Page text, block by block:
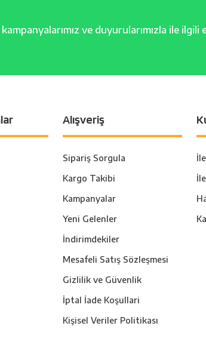
kampanyalarımız ve duyurularımızla ile
Alışveriş
Sipariş Sorgula
Kargo Takibi
Kampanyalar
Yeni Gelenler
İndirimdekiler
Mesafeli Satış Sözleşmesi
Gizlilik ve Güvenlik
İptal İade Koşullari
Kişisel Veriler Politikası